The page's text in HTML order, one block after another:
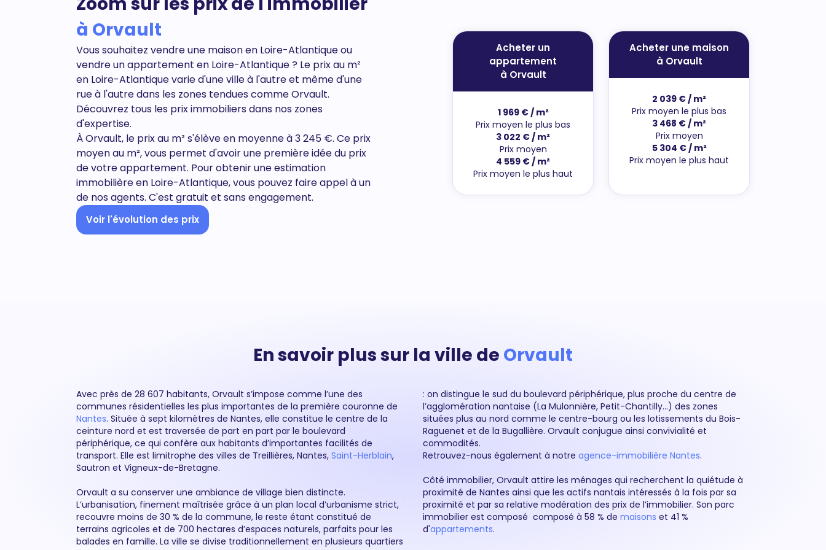
à Orvault
Vous souhaitez vendre une maison en Loire-Atlantique ou
vendre un appartement en Loire-Atlantique? Le prix au m²
en Loire-Atlantique varie d'une ville à l'autre et même d'une
rue à l'autre dans les zones tendues comme Orvault.
Découvrez tous les prix immobiliers dans nos zones
d'expertise.
À Orvault, le prix au m² s'élève en moyenne à 3 245 €. Ce prix
moyen au m², vous permet d'avoir une première idée du prix
de votre appartement. Pour obtenir une estimation
immobilière en Loire-Atlantique, vous pouvez faire appel à un
de nos agents. C'est gratuit et sans engagement.
Voir l'évolution des prix
Acheter un
appartement
à Orvault
1 969 € / m²
Prix moyen le plus bas
3 022 € / m²
Prix moyen
4 559 € / m²
Prix moyen le plus haut
Acheter une maison
à Orvault
2 039 € / m²
Prix moyen le plus bas
3 468 € / m²
Prix moyen
5 304 € / m²
Prix moyen le plus haut
En savoir plus sur la ville de Orvault
Avec près de 28 607 habitants, Orvault s’impose comme l’une des
communes résidentielles les plus importantes de la première couronne de
Nantes. Située à sept kilomètres de Nantes, elle constitue le centre de la
ceinture nord et est traversée de part en part par le boulevard
périphérique, ce qui confère aux habitants d’importantes facilités de
transport. Elle est limitrophe des villes de Treillières, Nantes, Saint-Herblain,
Sautron et Vigneux-de-Bretagne.
Orvault a su conserver une ambiance de village bien distincte.
L’urbanisation, finement maîtrisée grâce à un plan local d’urbanisme strict,
recouvre moins de 30 % de la commune, le reste étant constitué de
terrains agricoles et de 700 hectares d’espaces naturels, parfaits pour les
balades en famille. La ville se divise traditionnellement en plusieurs quartiers
: on distingue le sud du boulevard périphérique, plus proche du centre de
l’agglomération nantaise (La Mulonnière, Petit-Chantilly…) des zones
situées plus au nord comme le centre-bourg ou les lotissements du Bois-
Raguenet et de la Bugallière. Orvault conjugue ainsi convivialité et
commodités.
Retrouvez-nous également à notre agence-immobilière Nantes.
Côté immobilier, Orvault attire les ménages qui recherchent la quiétude à
proximité de Nantes ainsi que les actifs nantais intéressés à la fois par sa
proximité et par sa relative modération des prix de l’immobilier. Son parc
immobilier est composé composé à 58 % de maisons et 41 %
d'appartements.